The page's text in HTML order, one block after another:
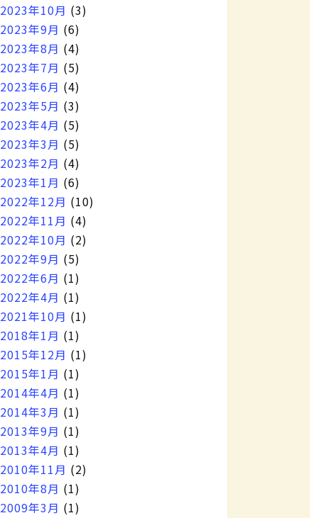
2023年10月 (3)
2023年9月 (6)
2023年8月 (4)
2023年7月 (5)
2023年6月 (4)
2023年5月 (3)
2023年4月 (5)
2023年3月 (5)
2023年2月 (4)
2023年1月 (6)
2022年12月 (10)
2022年11月 (4)
2022年10月 (2)
2022年9月 (5)
2022年6月 (1)
2022年4月 (1)
2021年10月 (1)
2018年1月 (1)
2015年12月 (1)
2015年1月 (1)
2014年4月 (1)
2014年3月 (1)
2013年9月 (1)
2013年4月 (1)
2010年11月 (2)
2010年8月 (1)
2009年3月 (1)